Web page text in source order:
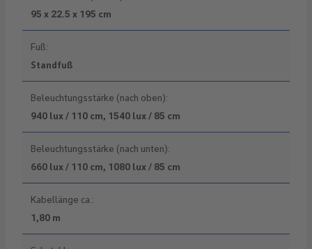
95 x 22.5 x 195 cm
Fuß:
Standfuß
Beleuchtungsstärke (nach oben):
940 lux / 110 cm, 1540 lux / 85 cm
Beleuchtungsstärke (nach unten):
660 lux / 110 cm, 1080 lux / 85 cm
Kabellänge ca.:
1,80 m